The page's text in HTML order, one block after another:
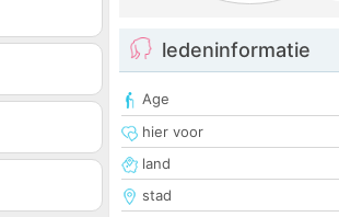
ledeninformatie
Age
hier voor
land
stad